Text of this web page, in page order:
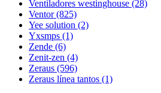
Ventiladores westinghouse (28)
Ventor (825)
Yee solution (2)
Yxsmps (1)
Zende (6)
Zenit-zen (4)
Zeraus (596)
Zeraus línea tantos (1)